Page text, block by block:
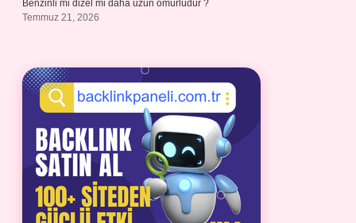
Benzinli mi dizel mi daha uzun ömürlüdür ?
Temmuz 21, 2026